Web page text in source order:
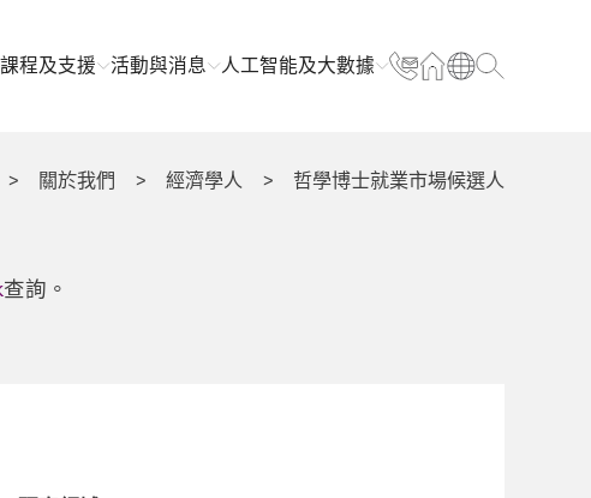
課程及支援 活動與消息 人工智能及大數據
關於我們 經濟學人 哲學博士就業市場候選人
查詢。